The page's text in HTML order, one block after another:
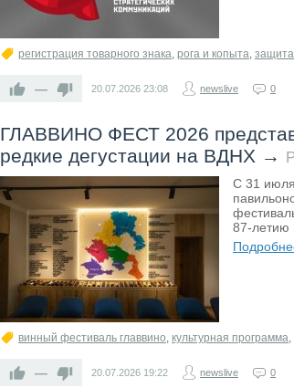
регистрация товарного знака, рога и копыта,
— 20.07.2026 23:08 newslive 0
ГЛАВВИНО ФЕСТ 2026
редкие дегустации на ВДНХ →
С 31 июля
87-летию
винный фестиваль главвино, культурная программа,
— 20.07.2026 19:22 newslive 0